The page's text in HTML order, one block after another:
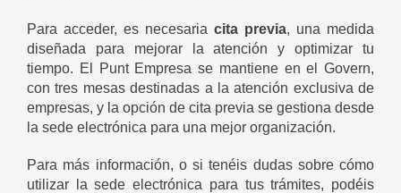
Para acceder, es necesaria cita previa, una medida
diseñada para mejorar la atención y optimizar tu
tiempo. El Punt Empresa se mantiene en el Govern,
con tres mesas destinadas a la atención exclusiva de
empresas, y la opción de cita previa se gestiona desde
la sede electrónica para una mejor organización.
Para más información, o si tenéis dudas sobre cómo
utilizar la sede electrónica para tus trámites, podéis